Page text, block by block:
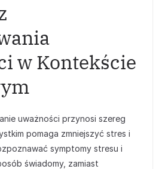
w Kontekście
uważności przynosi szereg
pomaga zmniejszyć stres i
symptomy stresu i
świadomy, zamiast